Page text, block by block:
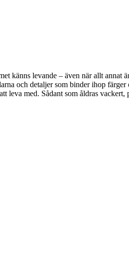
känns levande – även när allt annat
och detaljer som binder ihop
med. Sådant som åldras